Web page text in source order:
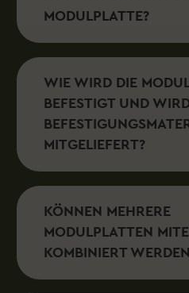
MODULPLATTE?
WIE WIRD DIE
BEFESTIGT UND
MITGELIEFERT?
KÖNNEN MEHRERE
MODULPLATTEN
KOMBINIERT